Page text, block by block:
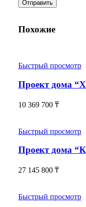
Похожие
Быстрый просмотр
Проект дома
10 369 700 ₸
Быстрый просмотр
Проект дома
27 145 800 ₸
Быстрый просмотр